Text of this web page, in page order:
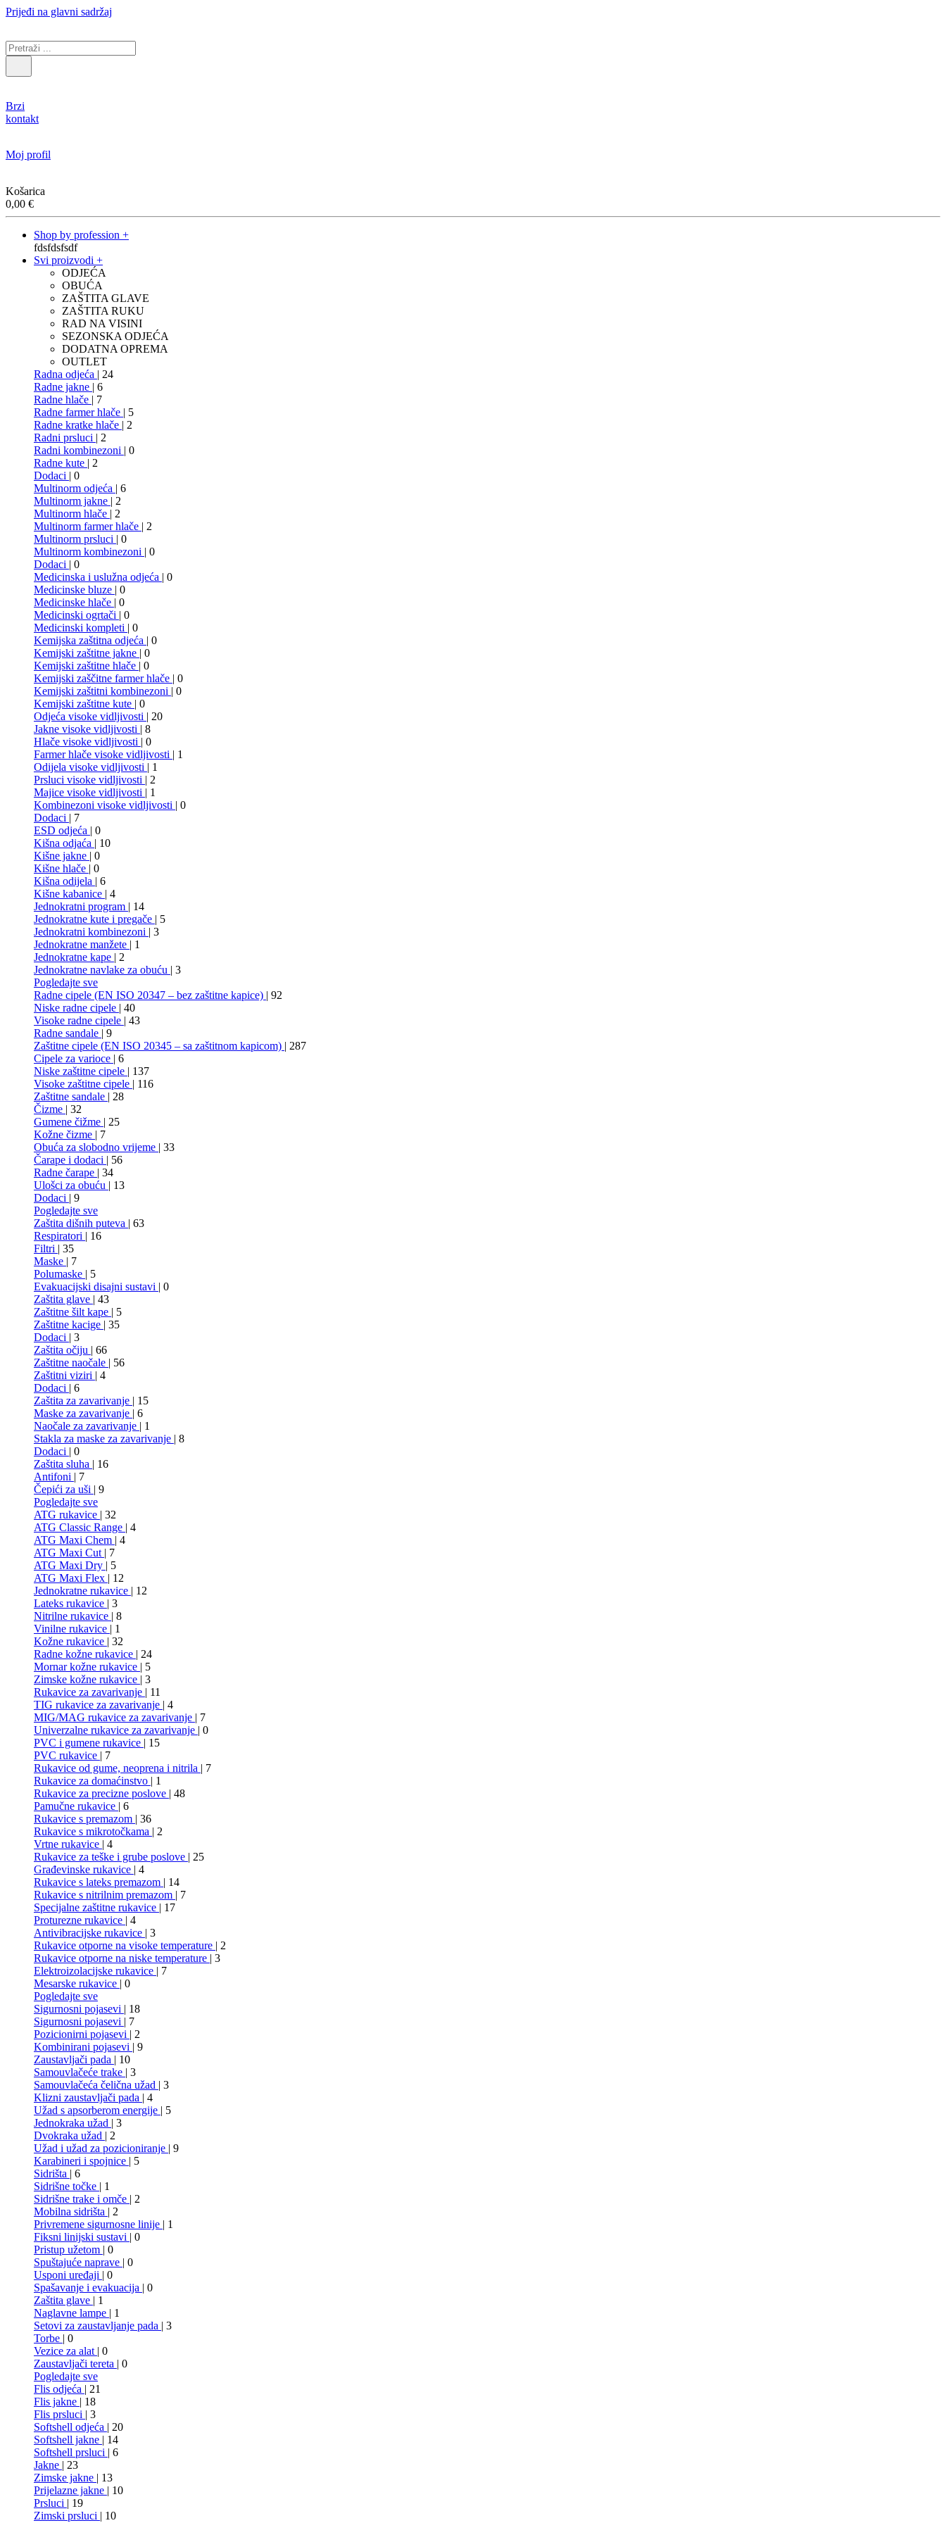
Prijeđi na glavni sadržaj
Brzi
kontakt
Moj profil
Košarica
0,00 €
Shop by profession +
fdsfdsfsdf
Svi proizvodi +
ODJEĆA
OBUĆA
ZAŠTITA GLAVE
ZAŠTITA RUKU
RAD NA VISINI
SEZONSKA ODJEĆA
DODATNA OPREMA
OUTLET
Radna odjeća | 24
Radne jakne | 6
Radne hlače | 7
Radne farmer hlače | 5
Radne kratke hlače | 2
Radni prsluci | 2
Radni kombinezoni | 0
Radne kute | 2
Dodaci | 0
Multinorm odjeća | 6
Multinorm jakne | 2
Multinorm hlače | 2
Multinorm farmer hlače | 2
Multinorm prsluci | 0
Multinorm kombinezoni | 0
Dodaci | 0
Medicinska i uslužna odjeća | 0
Medicinske bluze | 0
Medicinske hlače | 0
Medicinski ogrtači | 0
Medicinski kompleti | 0
Kemijska zaštitna odjeća | 0
Kemijski zaštitne jakne | 0
Kemijski zaštitne hlače | 0
Kemijski zaščitne farmer hlače | 0
Kemijski zaštitni kombinezoni | 0
Kemijski zaštitne kute | 0
Odjeća visoke vidljivosti | 20
Jakne visoke vidljivosti | 8
Hlače visoke vidljivosti | 0
Farmer hlače visoke vidljivosti | 1
Odijela visoke vidljivosti | 1
Prsluci visoke vidljivosti | 2
Majice visoke vidljivosti | 1
Kombinezoni visoke vidljivosti | 0
Dodaci | 7
ESD odjeća | 0
Kišna odjaća | 10
Kišne jakne | 0
Kišne hlače | 0
Kišna odijela | 6
Kišne kabanice | 4
Jednokratni program | 14
Jednokratne kute i pregače | 5
Jednokratni kombinezoni | 3
Jednokratne manžete | 1
Jednokratne kape | 2
Jednokratne navlake za obuću | 3
Pogledajte sve
Radne cipele (EN ISO 20347 – bez zaštitne kapice) | 92
Niske radne cipele | 40
Visoke radne cipele | 43
Radne sandale | 9
Zaštitne cipele (EN ISO 20345 – sa zaštitnom kapicom) | 287
Cipele za varioce | 6
Niske zaštitne cipele | 137
Visoke zaštitne cipele | 116
Zaštitne sandale | 28
Čizme | 32
Gumene čižme | 25
Kožne čizme | 7
Obuća za slobodno vrijeme | 33
Čarape i dodaci | 56
Radne čarape | 34
Ulošci za obuću | 13
Dodaci | 9
Pogledajte sve
Zaštita dišnih puteva | 63
Respiratori | 16
Filtri | 35
Maske | 7
Polumaske | 5
Evakuacijski disajni sustavi | 0
Zaštita glave | 43
Zaštitne šilt kape | 5
Zaštitne kacige | 35
Dodaci | 3
Zaštita očiju | 66
Zaštitne naočale | 56
Zaštitni viziri | 4
Dodaci | 6
Zaštita za zavarivanje | 15
Maske za zavarivanje | 6
Naočale za zavarivanje | 1
Stakla za maske za zavarivanje | 8
Dodaci | 0
Zaštita sluha | 16
Antifoni | 7
Čepići za uši | 9
Pogledajte sve
ATG rukavice | 32
ATG Classic Range | 4
ATG Maxi Chem | 4
ATG Maxi Cut | 7
ATG Maxi Dry | 5
ATG Maxi Flex | 12
Jednokratne rukavice | 12
Lateks rukavice | 3
Nitrilne rukavice | 8
Vinilne rukavice | 1
Kožne rukavice | 32
Radne kožne rukavice | 24
Mornar kožne rukavice | 5
Zimske kožne rukavice | 3
Rukavice za zavarivanje | 11
TIG rukavice za zavarivanje | 4
MIG/MAG rukavice za zavarivanje | 7
Univerzalne rukavice za zavarivanje | 0
PVC i gumene rukavice | 15
PVC rukavice | 7
Rukavice od gume, neoprena i nitrila | 7
Rukavice za domaćinstvo | 1
Rukavice za precizne poslove | 48
Pamučne rukavice | 6
Rukavice s premazom | 36
Rukavice s mikrotočkama | 2
Vrtne rukavice | 4
Rukavice za teške i grube poslove | 25
Građevinske rukavice | 4
Rukavice s lateks premazom | 14
Rukavice s nitrilnim premazom | 7
Specijalne zaštitne rukavice | 17
Proturezne rukavice | 4
Antivibracijske rukavice | 3
Rukavice otporne na visoke temperature | 2
Rukavice otporne na niske temperature | 3
Elektroizolacijske rukavice | 7
Mesarske rukavice | 0
Pogledajte sve
Sigurnosni pojasevi | 18
Sigurnosni pojasevi | 7
Pozicionirni pojasevi | 2
Kombinirani pojasevi | 9
Zaustavljači pada | 10
Samouvlačeće trake | 3
Samouvlačeća čelična užad | 3
Klizni zaustavljači pada | 4
Užad s apsorberom energije | 5
Jednokraka užad | 3
Dvokraka užad | 2
Užad i užad za pozicioniranje | 9
Karabineri i spojnice | 5
Sidrišta | 6
Sidrišne točke | 1
Sidrišne trake i omče | 2
Mobilna sidrišta | 2
Privremene sigurnosne linije | 1
Fiksni linijski sustavi | 0
Pristup užetom | 0
Spuštajuće naprave | 0
Usponi uređaji | 0
Spašavanje i evakuacija | 0
Zaštita glave | 1
Naglavne lampe | 1
Setovi za zaustavljanje pada | 3
Torbe | 0
Vezice za alat | 0
Zaustavljači tereta | 0
Pogledajte sve
Flis odjeća | 21
Flis jakne | 18
Flis prsluci | 3
Softshell odjeća | 20
Softshell jakne | 14
Softshell prsluci | 6
Jakne | 23
Zimske jakne | 13
Prijelazne jakne | 10
Prsluci | 19
Zimski prsluci | 10